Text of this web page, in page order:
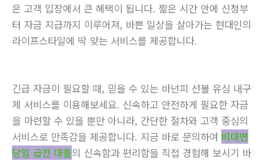
은 고객 입장에서 큰 혜택이 됩니다. 짧은 시간 안에 신청부
터 자금 지급까지 이루어져, 바쁜 일상을 살아가는 현대인의
라이프스타일에 딱 맞는 서비스를 제공합니다.
긴급 자금이 필요할 때, 믿을 수 있는 바넌피 선불 유심 내구
제 서비스를 이용해보세요. 신속하고 안전하게 필요한 자금
을 마련할 수 있을 뿐만 아니라, 간단한 절차와 고객 중심의
서비스로 만족감을 제공합니다. 지금 바로 문의하여 비대면
당일 급전 대출의 신속함과 편리함을 직접 경험해 보시기 바